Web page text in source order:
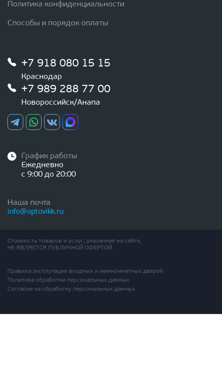
Политика конфиденциальности
Способы и порядок оплаты
+7 918 080 15 15
Краснодар
+7 989 288 77 00
Новороссийск/Анапа
График работы
Ежедневно
с 9:00 до 20:00
Наша почта
info@optovikk.ru
Стоимость товаров и услуг, указанная на сайте,
НЕ ЯВЛЯЕТСЯ ПУБЛИЧНОЙ ОФЕРТОЙ
Правила эксплутации входных и межкомнатных дверей
Политика обработки персональных данных
Согласие на обработку персональных данных